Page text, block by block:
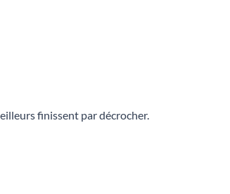
finissent par décrocher.